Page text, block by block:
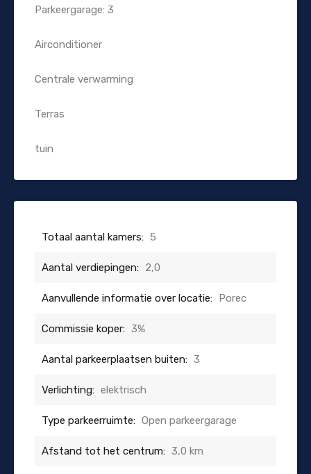
Parkeergarage: 3
Airconditioner
Centrale verwarming
Terras
tuin
Totaal aantal kamers: 5
Aantal verdiepingen: 2,0
Aanvullende informatie over locatie: Porec
Commissie koper: 3%
Aantal parkeerplaatsen buiten: 3
Verlichting: elektrisch
Type parkeerruimte: Open parkeergarage
Afstand tot het centrum: 3,0 km